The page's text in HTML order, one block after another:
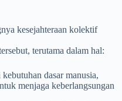
kesejahteraan kolektif
terutama dalam hal:
dasar manusia,
menjaga keberlangsungan